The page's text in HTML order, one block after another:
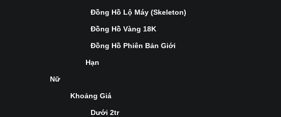
Đồng Hồ Lộ Máy (Skeleton)
Đồng Hồ Vàng 18K
Đồng Hồ Phiên Bản Giới
Hạn
Nữ
Khoảng Giá
Dưới 2tr